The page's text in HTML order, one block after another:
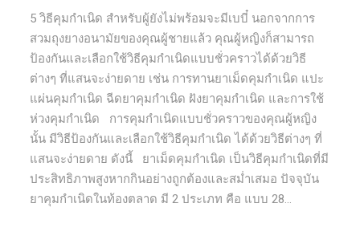
5 วิธีคุมกำเนิด สำหรับผู้ยังไม่พร้อมจะมีเบบี๋ นอกจากการ
สวมถุงยางอนามัยของคุณผู้ชายแล้ว คุณผู้หญิงก็สามารถ
ป้องกันและเลือกใช้วิธีคุมกำเนิดแบบชั่วคราวได้ด้วยวิธี
ต่างๆ ที่แสนจะง่ายดาย เช่น การทานยาเม็ดคุมกำเนิด แปะ
แผ่นคุมกำเนิด ฉีดยาคุมกำเนิด ฝังยาคุมกำเนิด และการใช้
ห่วงคุมกำเนิด การคุมกำเนิดแบบชั่วคราวของคุณผู้หญิง
นั้น มีวิธีป้องกันและเลือกใช้วิธีคุมกำเนิด ได้ด้วยวิธีต่างๆ ที่
แสนจะง่ายดาย ดังนี้ ยาเม็ดคุมกำเนิด เป็นวิธีคุมกำเนิดที่มี
ประสิทธิภาพสูงหากกินอย่างถูกต้องและสม่ำเสมอ ปัจจุบัน
ยาคุมกำเนิดในท้องตลาด มี 2 ประเภท คือ แบบ 28...